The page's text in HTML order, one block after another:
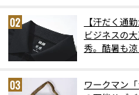
【汗だく通
ビジネスの
秀。酷暑も
ワークマン